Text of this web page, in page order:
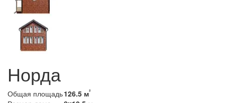
Норда
Общая площадь126.5 м²